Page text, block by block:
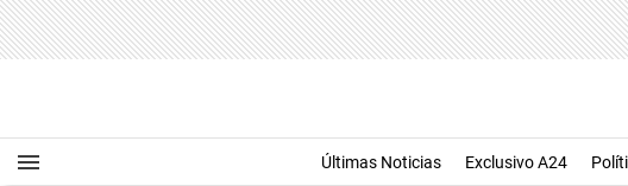
Últimas Noticias Exclusivo A24